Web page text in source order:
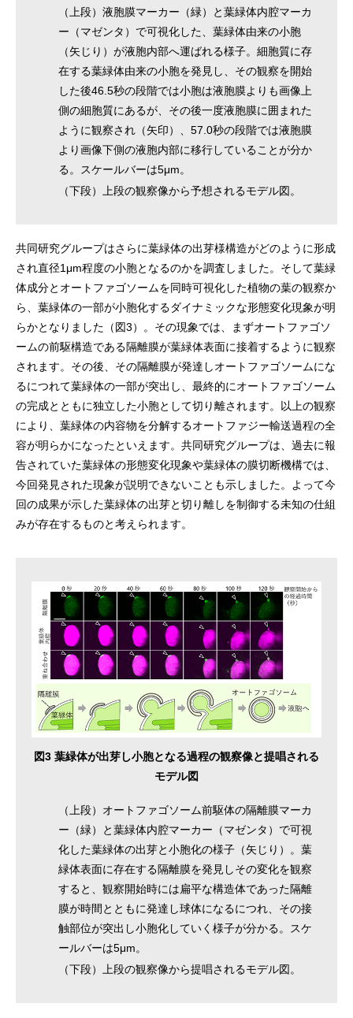
（上段）液胞膜マーカー（緑）と葉緑体内腔マーカ
ー（マゼンタ）で可視化した、葉緑体由来の小胞
（矢じり）が液胞内部へ運ばれる様子。細胞質に存
在する葉緑体由来の小胞を発見し、その観察を開始
した後46.5秒の段階では小胞は液胞膜よりも画像上
側の細胞質にあるが、その後一度液胞膜に囲まれた
ように観察され（矢印）、57.0秒の段階では液胞膜
より画像下側の液胞内部に移行していることが分か
る。スケールバーは5μm。
（下段）上段の観察像から予想されるモデル図。
共同研究グループはさらに葉緑体の出芽様構造がどのように形成
され直径1μm程度の小胞となるのかを調査しました。そして葉緑
体成分とオートファゴソームを同時可視化した植物の葉の観察か
ら、葉緑体の一部が小胞化するダイナミックな形態変化現象が明
らかとなりました（図3）。その現象では、まずオートファゴソ
ームの前駆構造である隔離膜が葉緑体表面に接着するように観察
されます。その後、その隔離膜が発達しオートファゴソームにな
るにつれて葉緑体の一部が突出し、最終的にオートファゴソーム
の完成とともに独立した小胞として切り離されます。以上の観察
により、葉緑体の内容物を分解するオートファジー輸送過程の全
容が明らかになったといえます。共同研究グループは、過去に報
告されていた葉緑体の形態変化現象や葉緑体の膜切断機構では、
今回発見された現象が説明できないことも示しました。よって今
回の成果が示した葉緑体の出芽と切り離しを制御する未知の仕組
みが存在するものと考えられます。
図3 葉緑体が出芽し小胞となる過程の観察像と提唱される
モデル図
（上段）オートファゴソーム前駆体の隔離膜マーカ
ー（緑）と葉緑体内腔マーカー（マゼンタ）で可視
化した葉緑体の出芽と小胞化の様子（矢じり）。葉
緑体表面に存在する隔離膜を発見しその変化を観察
すると、観察開始時には扁平な構造体であった隔離
膜が時間とともに発達し球体になるにつれ、その接
触部位が突出し小胞化していく様子が分かる。スケ
ールバーは5μm。
（下段）上段の観察像から提唱されるモデル図。